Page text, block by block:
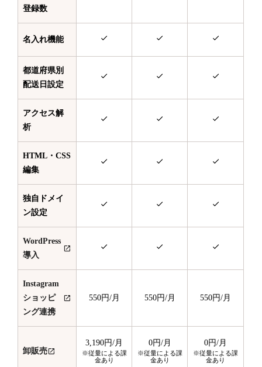
登録数
名入れ機能
都道府県別
配送日設定
アクセス解
析
HTML・CSS
編集
独自ドメイ
ン設定
WordPress
導入
Instagram
ショッピ
ング連携
550円/月 550円/月 550円/月
卸販売
3,190円/月
※従量による課
金あり
0円/月
※従量による課
金あり
0円/月
※従量による課
金あり